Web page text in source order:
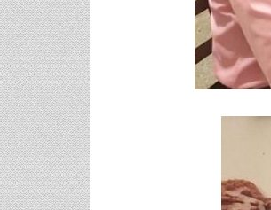
3 Προτάσεις Για Γαμήλιο Ταξίδι
Για Όλα Τα Γούστα!